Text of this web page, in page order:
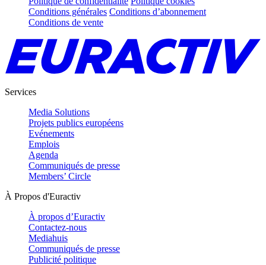
Conditions générales Conditions d’abonnement
Conditions de vente
Services
Media Solutions
Projets publics européens
Evénements
Emplois
Agenda
Communiqués de presse
Members’ Circle
À Propos d'Euractiv
À propos d’Euractiv
Contactez-nous
Mediahuis
Communiqués de presse
Publicité politique